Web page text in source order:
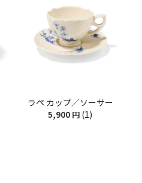
ラペ カップ／ソーサー
5,900 円 (1)